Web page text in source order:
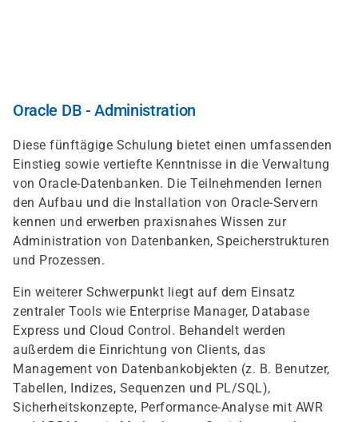
Oracle DB - Administration
Diese fünftägige Schulung bietet einen umfassenden
Einstieg sowie vertiefte Kenntnisse in die Verwaltung
von Oracle-Datenbanken. Die Teilnehmenden lernen
den Aufbau und die Installation von Oracle-Servern
kennen und erwerben praxisnahes Wissen zur
Administration von Datenbanken, Speicherstrukturen
und Prozessen.
Ein weiterer Schwerpunkt liegt auf dem Einsatz
zentraler Tools wie Enterprise Manager, Database
Express und Cloud Control. Behandelt werden
außerdem die Einrichtung von Clients, das
Management von Datenbankobjekten (z. B. Benutzer,
Tabellen, Indizes, Sequenzen und PL/SQL),
Sicherheitskonzepte, Performance-Analyse mit AWR